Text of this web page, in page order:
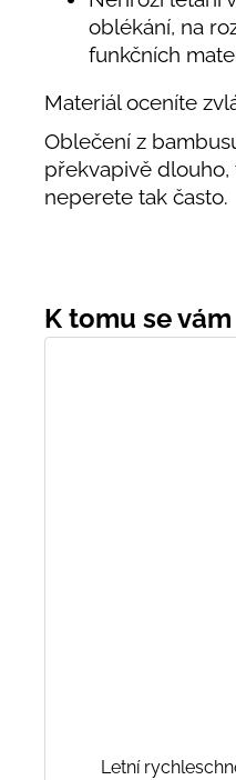
oblékání, na
funkčních
Materiál oceníte
Oblečení z
překvapivě dlouho,
neperete tak často.
Letní